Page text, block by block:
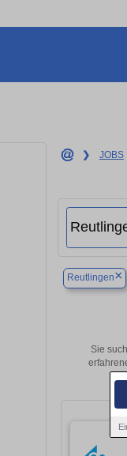
❯ JOBS
Reutlingen×
Sie